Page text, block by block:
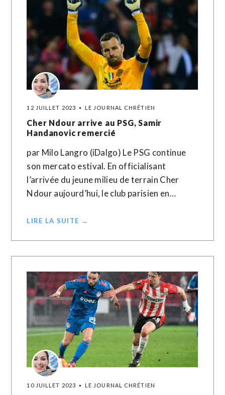
12 JUILLET 2023 LE JOURNAL CHRÉTIEN
Cher Ndour arrive au PSG, Samir
Handanovic remercié
par Milo Langro (iDalgo) Le PSG continue
son mercato estival. En officialisant
l’arrivée du jeune milieu de terrain Cher
Ndour aujourd’hui, le club parisien en…
LIRE LA SUITE →
10 JUILLET 2023 LE JOURNAL CHRÉTIEN